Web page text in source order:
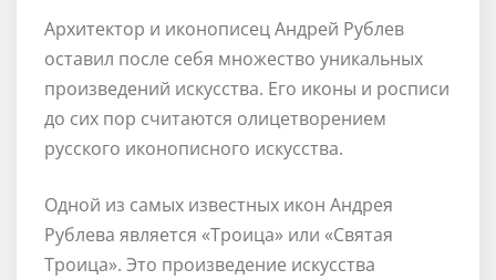
Архитектор и иконописец Андрей Рублев
оставил после себя множество уникальных
произведений искусства. Его иконы и росписи
до сих пор считаются олицетворением
русского иконописного искусства.
Одной из самых известных икон Андрея
Рублева является «Троица» или «Святая
Троица». Это произведение искусства